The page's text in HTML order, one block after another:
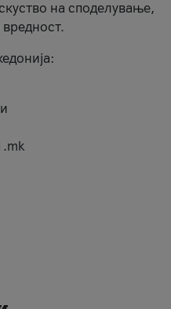
на споделување,